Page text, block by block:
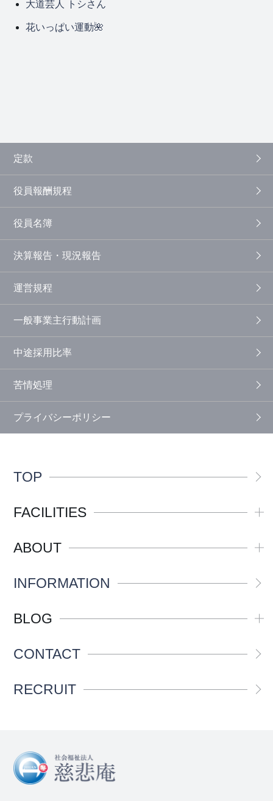
大道芸人 トシさん
花いっぱい運動🌺
定款
役員報酬規程
役員名簿
決算報告・現況報告
運営規程
一般事業主行動計画
中途採用比率
苦情処理
プライバシーポリシー
TOP
FACILITIES
ABOUT
INFORMATION
BLOG
CONTACT
RECRUIT